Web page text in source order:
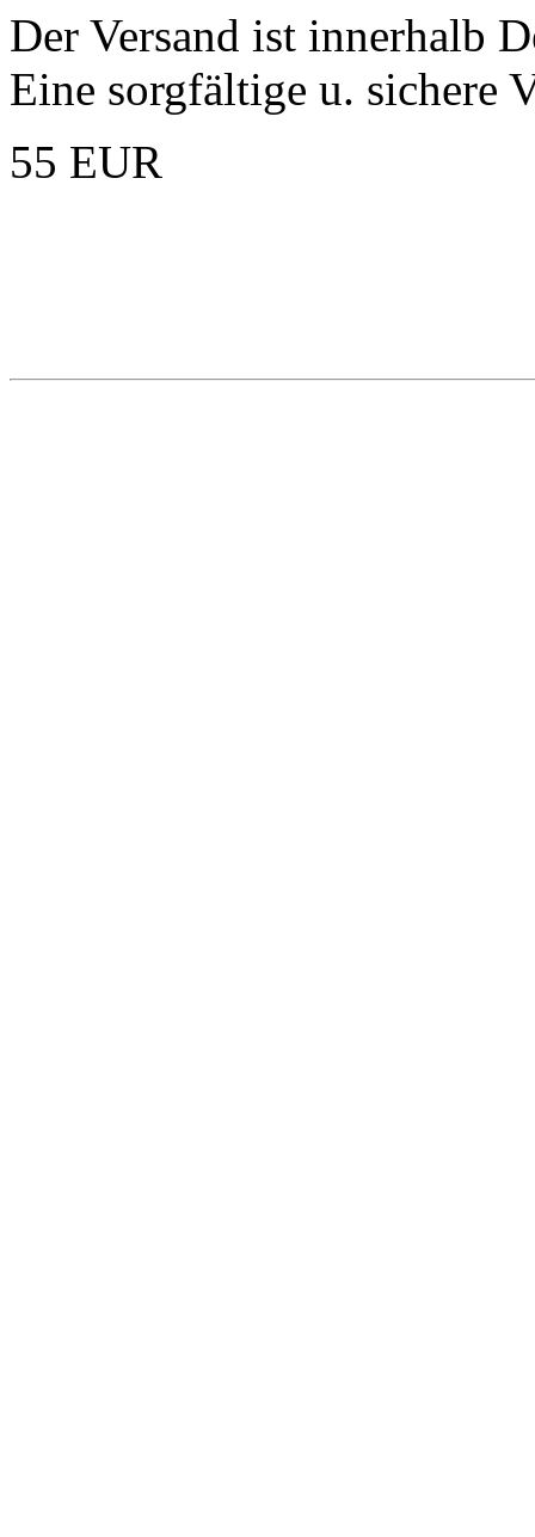
Der Versand ist innerhalb
Eine sorgfältige u. sichere
55 EUR